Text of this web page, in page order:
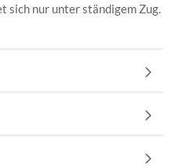
sich nur unter ständigem Zug.